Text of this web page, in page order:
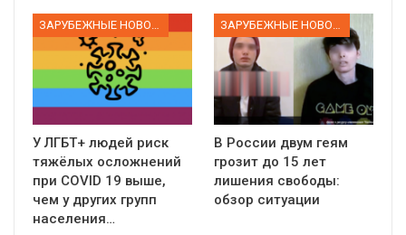
У ЛГБТ+ людей риск
тяжёлых осложнений
при COVID 19 выше,
чем у других групп
населения…
В России двум геям
грозит до 15 лет
лишения свободы:
обзор ситуации